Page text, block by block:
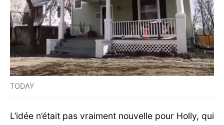
TODAY
L’idée n’était pas vraiment nouvelle pour Holly, qui